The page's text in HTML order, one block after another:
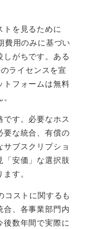
トを見るために
費用のみに基づい
がちです。ある
ライセンスを宣
トフォームは無料
です。必要なホス
要な統合、有償の
ブスクリプショ
「安価」な選択肢
す。
コストに関するも
合、各事業部門内
後数年間で実際に